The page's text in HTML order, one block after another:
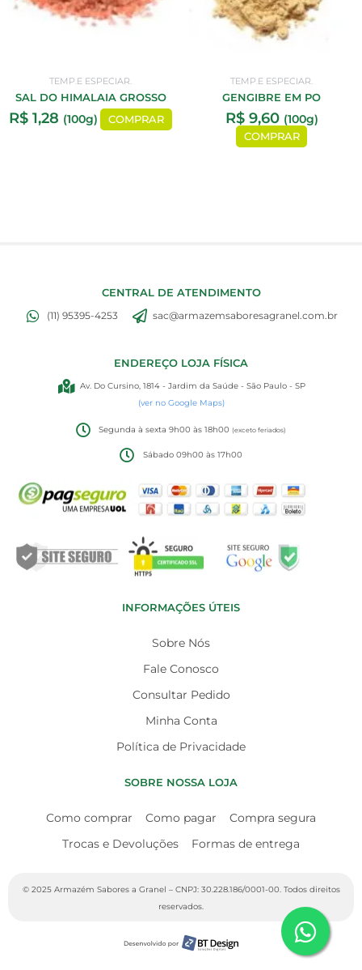
TEMP.E ESPECIAR.
SAL DO HIMALAIA GROSSO
R$ 1,28 (100g) COMPRAR
TEMP.E ESPECIAR.
GENGIBRE EM PO
R$9,60 (100g)
COMPRAR
CENTRAL DE ATENDIMENTO
(11) 95395-4253 sac@armazemsaboresagranel.com.br
ENDEREÇO LOJA FÍSICA
Av. Do Cursino, 1814 - Jardim da Saúde - São Paulo - SP
(ver no Google Maps)
Segunda à sexta 9h00 às 18h00(exceto feriados)
Sábado 09h00 às 17h00
INFORMAÇÕES ÚTEIS
Sobre Nós
Fale Conosco
Consultar Pedido
Minha Conta
Política de Privacidade
SOBRE NOSSA LOJA
Como comprar Como pagar
Compra segura
Trocas e Devoluções
Formas de entrega
© 2025 Armazém Sabores a Granel – CNPJ: 30.228.186/0001-00. Todos direitos
reservados.